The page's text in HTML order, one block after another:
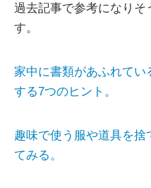
過去記事で参考になりそ
す。
家中に書類があふれて
する7つのヒント。
趣味で使う服や道具を
てみる。